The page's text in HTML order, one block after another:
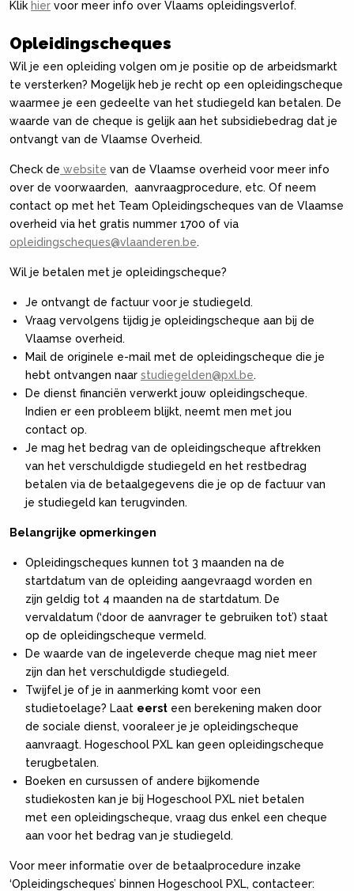
Klik hier voor meer info over Vlaams opleidingsverlof.
Opleidingscheques
Wil je een opleiding volgen om je positie op de arbeidsmarkt
te versterken? Mogelijk heb je recht op een opleidingscheque
waarmee je een gedeelte van het studiegeld kan betalen. De
waarde van de cheque is gelijk aan het subsidiebedrag dat je
ontvangt van de Vlaamse Overheid.
Check de website van de Vlaamse overheid voor meer info
over de voorwaarden, aanvraagprocedure, etc. Of neem
contact op met het Team Opleidingscheques van de Vlaamse
overheid via het gratis nummer 1700 of via
opleidingscheques@vlaanderen.be.
Wil je betalen met je opleidingscheque?
Je ontvangt de factuur voor je studiegeld.
Vraag vervolgens tijdig je opleidingscheque aan bij de
Vlaamse overheid.
Mail de originele e-mail met de opleidingscheque die je
hebt ontvangen naar studiegelden@pxl.be.
De dienst financiën verwerkt jouw opleidingscheque.
Indien er een probleem blijkt, neemt men met jou
contact op.
Je mag het bedrag van de opleidingscheque aftrekken
van het verschuldigde studiegeld en het restbedrag
betalen via de betaalgegevens die je op de factuur van
je studiegeld kan terugvinden.
Belangrijke opmerkingen
Opleidingscheques kunnen tot 3 maanden na de
startdatum van de opleiding aangevraagd worden en
zijn geldig tot 4 maanden na de startdatum. De
vervaldatum (‘door de aanvrager te gebruiken tot’) staat
op de opleidingscheque vermeld.
De waarde van de ingeleverde cheque mag niet meer
zijn dan het verschuldigde studiegeld.
Twijfel je of je in aanmerking komt voor een
studietoelage? Laat eerst een berekening maken door
de sociale dienst, vooraleer je je opleidingscheque
aanvraagt. Hogeschool PXL kan geen opleidingscheque
terugbetalen.
Boeken en cursussen of andere bijkomende
studiekosten kan je bij Hogeschool PXL niet betalen
met een opleidingscheque, vraag dus enkel een cheque
aan voor het bedrag van je studiegeld.
Voor meer informatie over de betaalprocedure inzake
‘Opleidingscheques’ binnen Hogeschool PXL, contacteer: